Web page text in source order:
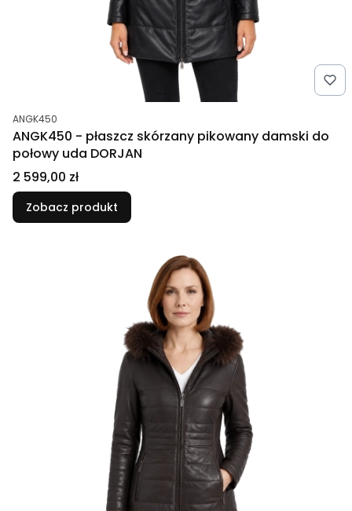
Kod produktu
ANGK450
ANGK450 - płaszcz skórzany pikowany damski do
połowy uda DORJAN
Cena
2 599,00 zł
Zobacz produkt